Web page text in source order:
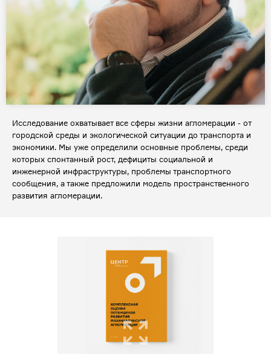
Исследование охватывает все сферы жизни агломерации - от
городской среды и экологической ситуации до транспорта и
экономики. Мы уже определили основные проблемы, среди
которых спонтанный рост, дефициты социальной и
инженерной инфраструктуры, проблемы транспортного
сообщения, а также предложили модель пространственного
развития агломерации.